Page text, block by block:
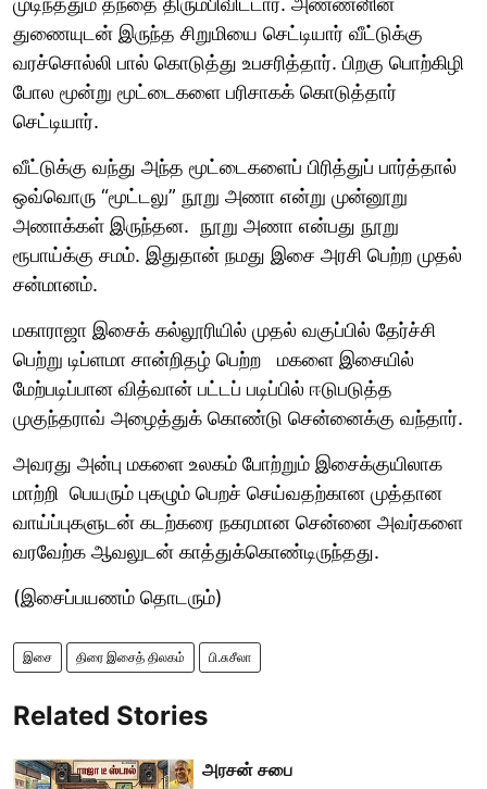
துணையுடன் இருந்த சிறுமியை செட்டியார் வீட்டுக்கு
வரச்சொல்லி பால் கொடுத்து உபசரித்தார். பிறகு பொற்கிழி
போல மூன்று மூட்டைகளை பரிசாகக் கொடுத்தார்
செட்டியார்.
வீட்டுக்கு வந்து அந்த மூட்டைகளைப் பிரித்துப் பார்த்தால்
ஒவ்வொரு “மூட்டலு” நூறு அணா என்று முன்னூறு
அணாக்கள் இருந்தன. நூறு அணா என்பது நூறு
ரூபாய்க்கு சமம். இதுதான் நமது இசை அரசி பெற்ற முதல்
சன்மானம்.
மகாராஜா இசைக் கல்லூரியில் முதல் வகுப்பில் தேர்ச்சி
பெற்று டிப்ளமா சான்றிதழ் பெற்ற மகளை இசையில்
மேற்படிப்பான வித்வான் பட்டப் படிப்பில் ஈடுபடுத்த
முகுந்தராவ் அழைத்துக் கொண்டு சென்னைக்கு வந்தார்.
அவரது அன்பு மகளை உலகம் போற்றும் இசைக்குயிலாக
மாற்றி பெயரும் புகழும் பெறச் செய்வதற்கான முத்தான
வாய்ப்புகளுடன் கடற்கரை நகரமான சென்னை அவர்களை
வரவேற்க ஆவலுடன் காத்துக்கொண்டிருந்தது.
(இசைப்பயணம் தொடரும்)
இசை திரை இசைத் திலகம் பி.சுசீலா
Related Stories
அரசன் சபை